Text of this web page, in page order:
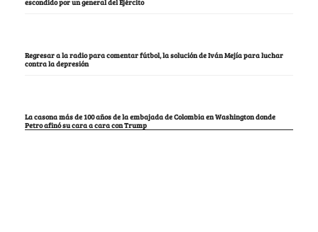
Regresar a la radio para comentar fútbol, la solución de Iván Mejía para luchar
contra la depresión
La casona más de 100 años de la embajada de Colombia en Washington donde
Petro afinó su cara a cara con Trump